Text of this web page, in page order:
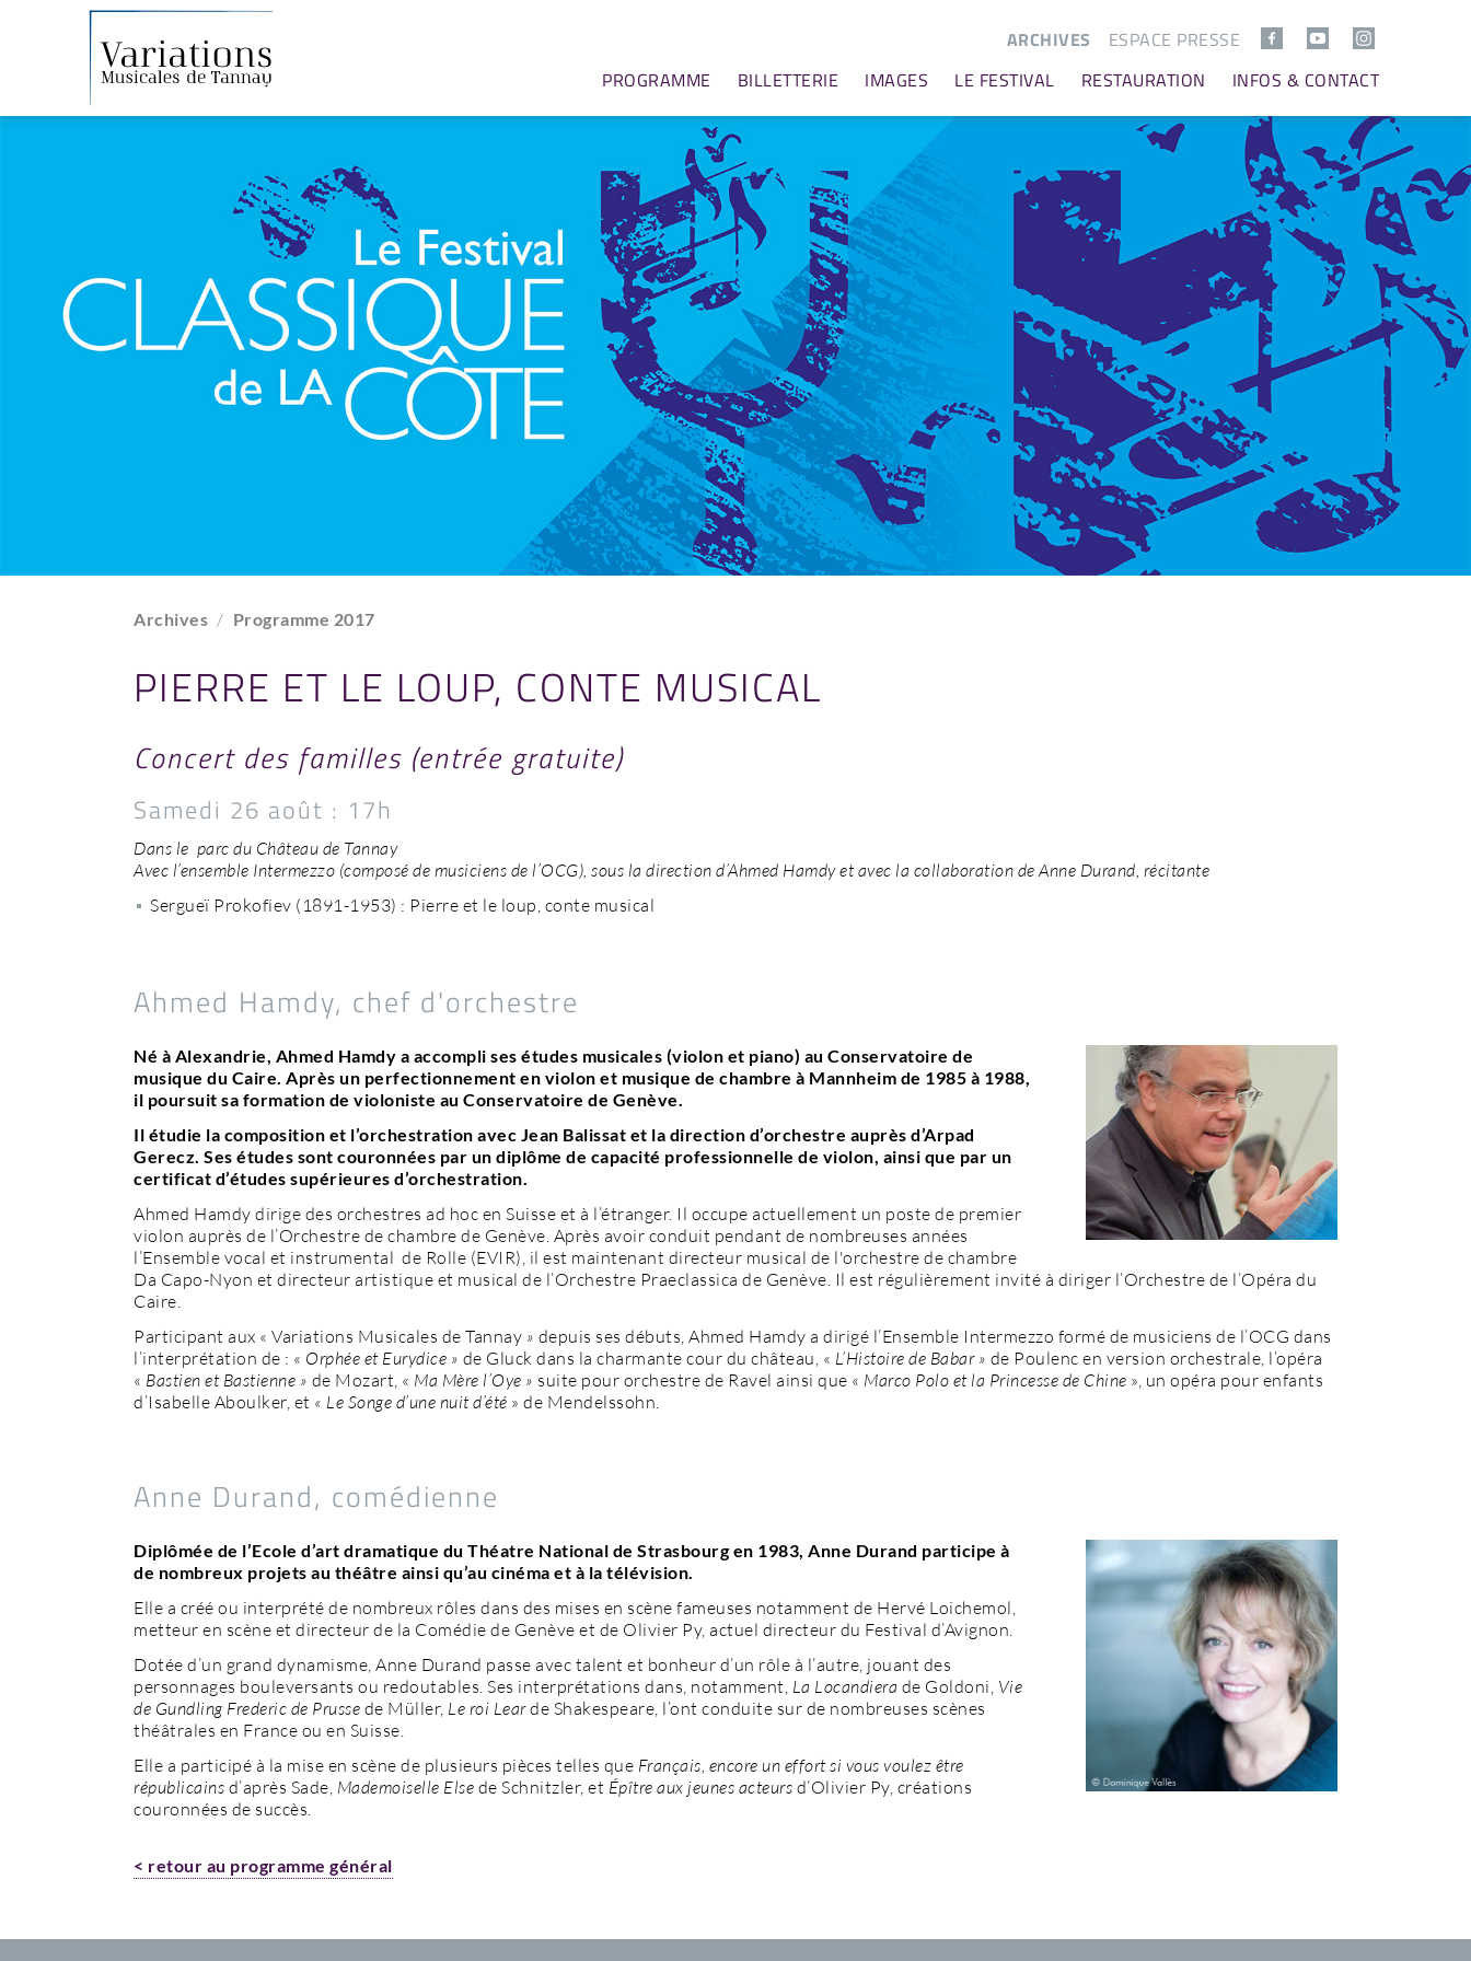
ARCHIVES
ESPACE PRESSE
PROGRAMME
BILLETTERIE IMAGES LE FESTIVAL RESTAURATION INFOS & CONTACT
Archives Programme 2017
PIERRE ET LE LOUP, CONTE MUSICAL
Concert des familles (entrée gratuite)
Samedi 26 août : 17h
Dans le parc du Château de Tannay
Avec l’ensemble Intermezzo (composé de musiciens de l’OCG), sous la direction d’Ahmed Hamdy et avec la collaboration de Anne Durand, récitante
Sergueï Prokofiev (1891-1953) : Pierre et le loup, conte musical
Ahmed Hamdy, chef d'orchestre
Né à Alexandrie, Ahmed Hamdy a accompli ses études musicales (violon et piano) au Conservatoire de
musique du Caire. Après un perfectionnement en violon et musique de chambre à Mannheim de 1985 à 1988,
il poursuit sa formation de violoniste au Conservatoire de Genève.
Il étudie la composition et l’orchestration avec Jean Balissat et la direction d’orchestre auprès d’Arpad
Gerecz. Ses études sont couronnées par un diplôme de capacité professionnelle de violon, ainsi que par un
certificat d’études supérieures d’orchestration.
Ahmed Hamdy dirige des orchestres ad hoc en Suisse et à l’étranger. Il occupe actuellement un poste de premier
violon auprès de l’Orchestre de chambre de Genève. Après avoir conduit pendant de nombreuses années
l’Ensemble vocal et instrumental de Rolle (EVIR), il est maintenant directeur musical de l'orchestre de chambre
Da Capo-Nyon et directeur artistique et musical de l’Orchestre Praeclassica de Genève. Il est régulièrement invité à diriger l’Orchestre de l’Opéra du
Caire.
Participant aux « Variations Musicales de Tannay » depuis ses débuts, Ahmed Hamdy a dirigé l’Ensemble Intermezzo formé de musiciens de l’OCG dans
l’interprétation de : « Orphée et Eurydice » de Gluck dans la charmante cour du château, « L’Histoire de Babar » de Poulenc en version orchestrale, l’opéra
« Bastien et Bastienne » de Mozart, « Ma Mère l’Oye » suite pour orchestre de Ravel ainsi que « Marco Polo et la Princesse de Chine », un opéra pour enfants
d’Isabelle Aboulker, et « Le Songe d’une nuit d’été » de Mendelssohn.
Anne Durand, comédienne
Diplômée de l’Ecole d’art dramatique du Théatre National de Strasbourg en 1983, Anne Durand participe à
de nombreux projets au théâtre ainsi qu’au cinéma et à la télévision.
Elle a créé ou interprété de nombreux rôles dans des mises en scène fameuses notamment de Hervé Loichemol,
metteur en scène et directeur de la Comédie de Genève et de Olivier Py, actuel directeur du Festival d’Avignon.
Dotée d’un grand dynamisme, Anne Durand passe avec talent et bonheur d’un rôle à l’autre, jouant des
personnages bouleversants ou redoutables. Ses interprétations dans, notamment, La Locandiera de Goldoni, Vie
de Gundling Frederic de Prusse de Müller, Le roi Learde Shakespeare, l’ont conduite sur de nombreuses scènes
théâtrales en France ou en Suisse.
Elle a participé à la mise en scène de plusieurs pièces telles que Français, encore un effort si vous voulez être
républicains d’après Sade, Mademoiselle Else de Schnitzler, et Épître aux jeunes acteurs d’Olivier Py, créations
couronnées de succès.
< retour au programme général